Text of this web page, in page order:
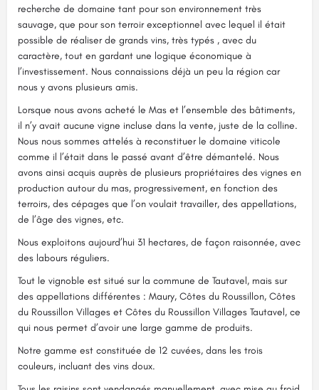
recherche de domaine tant pour son environnement très
sauvage, que pour son terroir exceptionnel avec lequel il était
possible de réaliser de grands vins, très typés , avec du
caractère, tout en gardant une logique économique à
l’investissement. Nous connaissions déjà un peu la région car
nous y avons plusieurs amis.
Lorsque nous avons acheté le Mas et l’ensemble des bâtiments,
il n’y avait aucune vigne incluse dans la vente, juste de la colline.
Nous nous sommes attelés à reconstituer le domaine viticole
comme il l’était dans le passé avant d’être démantelé. Nous
avons ainsi acquis auprès de plusieurs propriétaires des vignes en
production autour du mas, progressivement, en fonction des
terroirs, des cépages que l’on voulait travailler, des appellations,
de l’âge des vignes, etc.
Nous exploitons aujourd’hui 31 hectares, de façon raisonnée, avec
des labours réguliers.
Tout le vignoble est situé sur la commune de Tautavel, mais sur
des appellations différentes : Maury, Côtes du Roussillon, Côtes
du Roussillon Villages et Côtes du Roussillon Villages Tautavel, ce
qui nous permet d’avoir une large gamme de produits.
Notre gamme est constituée de 12 cuvées, dans les trois
couleurs, incluant des vins doux.